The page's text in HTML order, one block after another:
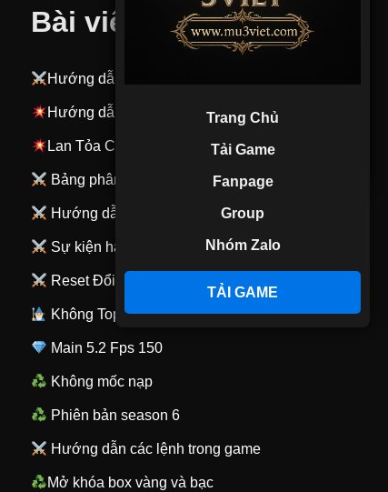
Bài viết mới
Hướng dẫn làm nhiệm vụ
Hướng dẫn treo cửa hàng
Lan Tỏa Cộng Đồng
Bảng phân bố boss
Hướng dẫn cài đặt train auto
Sự kiện hấp dẫn
Reset Đổi Quà
Không Top Nạp
Main 5.2 Fps 150
Không mốc nạp
Phiên bản season 6
Hướng dẫn các lệnh trong game
Mở khóa box vàng và bạc
Group
Nhóm Zalo
TẢI GAME
Trang Chủ
Tải Game
Fanpage
Group
Nhóm Zalo
TẢI GAME